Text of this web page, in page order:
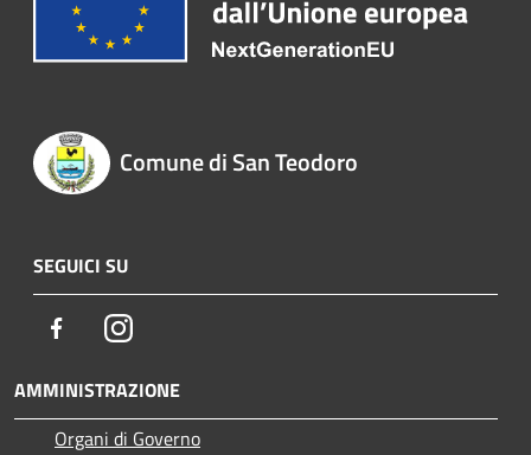
Comune di San Teodoro
SEGUICI SU
FacebookInstagram
AMMINISTRAZIONE
Organi di Governo